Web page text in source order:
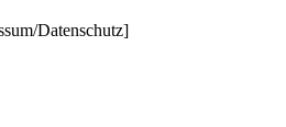
Datenschutz]